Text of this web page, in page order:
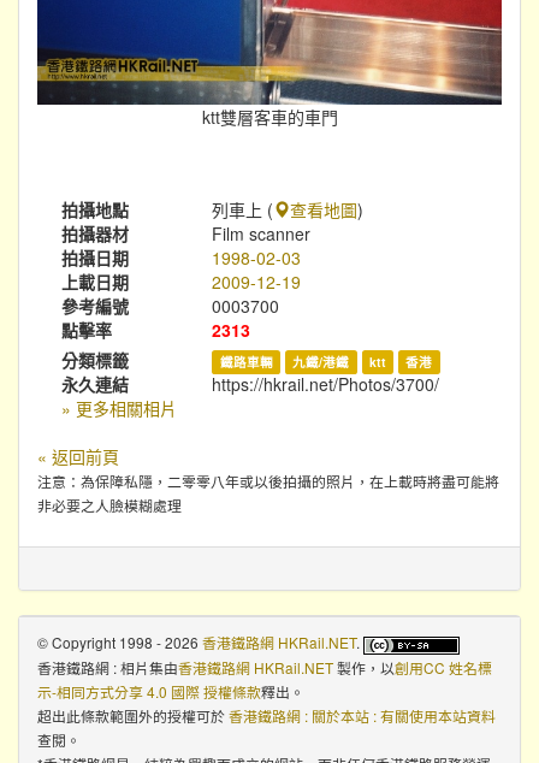
ktt雙層客車的車門
拍攝地點 列車上 ( 查看地圖)
拍攝器材
Film scanner
拍攝日期
1998-02-03
上載日期
2009-12-19
參考編號
0003700
點擊率
2313
分類標籤
鐵路車輛 九鐵/港鐵 ktt 香港
永久連結
https://hkrail.net/Photos/3700/
» 更多相關相片
« 返回前頁
注意：為保障私隱，二零零八年或以後拍攝的照片，在上載時將盡可能將
非必要之人臉模糊處理
© Copyright 1998 - 2026 香港鐵路網 HKRail.NET.
香港鐵路網 : 相片集由香港鐵路網 HKRail.NET製作，以創用CC 姓名標
示-相同方式分享 4.0 國際 授權條款釋出。
超出此條款範圍外的授權可於香港鐵路網 : 關於本站 : 有關使用本站資料
查閱。